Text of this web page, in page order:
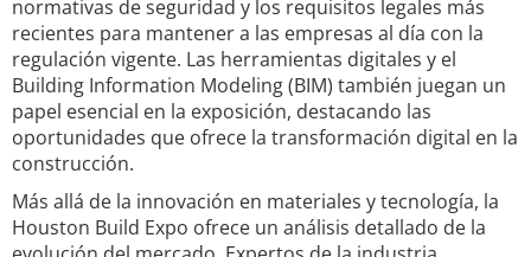
normativas de seguridad y los requisitos legales más
recientes para mantener a las empresas al día con la
regulación vigente. Las herramientas digitales y el
Building Information Modeling (BIM) también juegan un
papel esencial en la exposición, destacando las
oportunidades que ofrece la transformación digital en la
construcción.
Más allá de la innovación en materiales y tecnología, la
Houston Build Expo ofrece un análisis detallado de la